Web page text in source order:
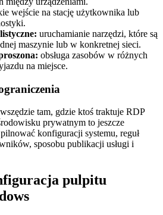
wejście na stację użytkownika lub
uruchamianie narzędzi, które są
maszynie lub w konkretnej sieci.
obsługa zasobów w różnych
na miejsce.
tam, gdzie ktoś traktuje RDP
prywatnym to jeszcze
konfiguracji systemu, reguł
sposobu publikacji usługi i
pulpitu